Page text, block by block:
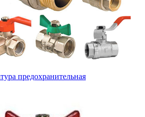
предохранительная